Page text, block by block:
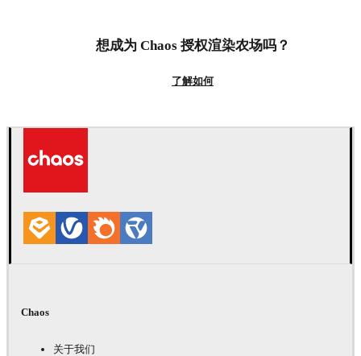
想成为 Chaos 授权渲染农场吗？
了解如何
Chaos
关于我们